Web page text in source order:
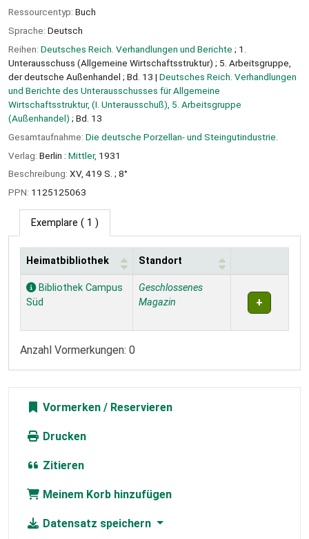
Ressourcentyp: Buch
Sprache: Deutsch
Reihen: Deutsches Reich. Verhandlungen und Berichte ; 1.
Unterausschuss (Allgemeine Wirtschaftsstruktur) ; 5. Arbeitsgruppe,
der deutsche Außenhandel ; Bd. 13 | Deutsches Reich. Verhandlungen
und Berichte des Unterausschusses für Allgemeine
Wirtschaftsstruktur, (I. Unterausschuß), 5. Arbeitsgruppe
(Außenhandel) ; Bd. 13
Gesamtaufnahme: Die deutsche Porzellan- und Steingutindustrie.
Verlag: Berlin : Mittler, 1931
Beschreibung: XV, 419 S. ; 8°
PPN: 1125125063
Exemplare ( 1 )
Exemplare
Heimatbibliothek Standort
Bibliothek Campus
Süd
Geschlossenes
Magazin
Anzahl Vormerkungen: 0
Vormerken
Drucken
Zitieren
Meinem Korb hinzufügen
Datensatz speichern